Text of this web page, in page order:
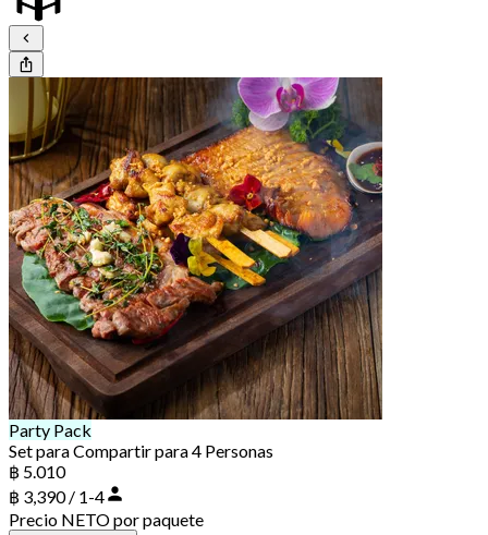
Party Pack
Set para Compartir para 4 Personas
฿ 5.010
฿ 3,390 / 1-4
Precio NETO por paquete